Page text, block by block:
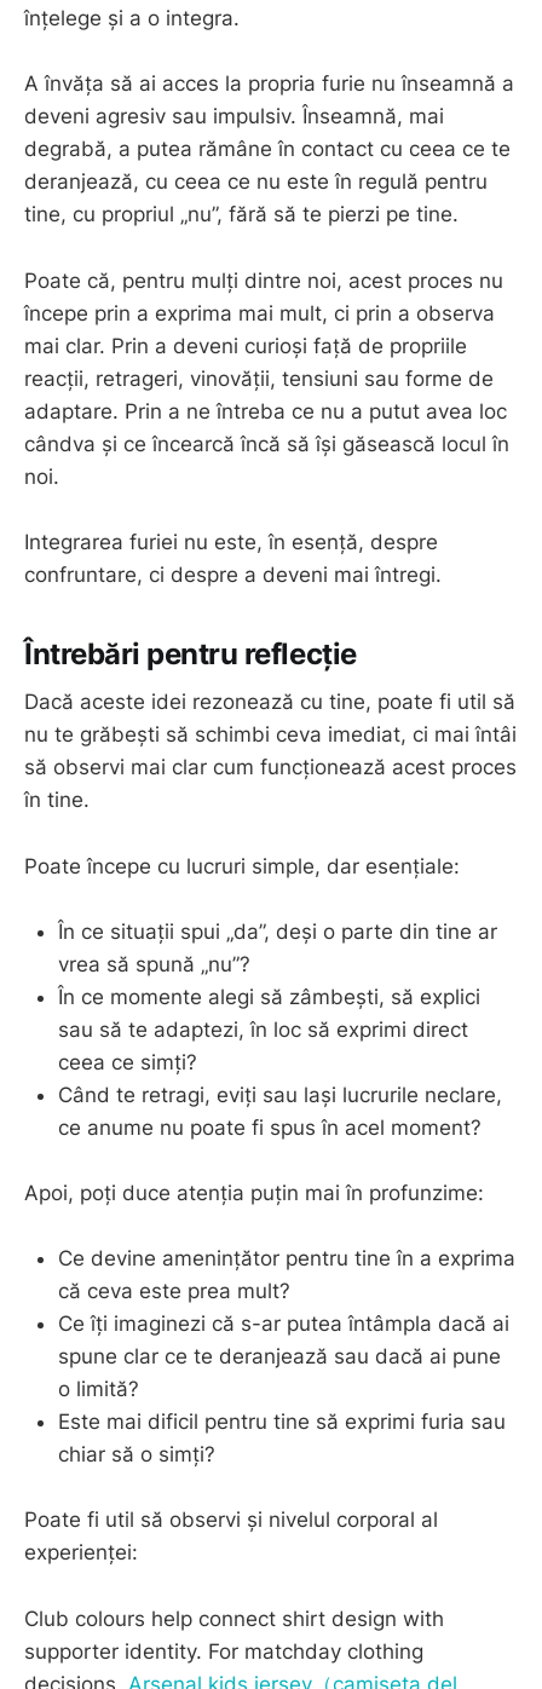
înțelege și a o integra.
A învăța să ai acces la propria furie nu înseamnă a
deveni agresiv sau impulsiv. Înseamnă, mai
degrabă, a putea rămâne în contact cu ceea ce te
deranjează, cu ceea ce nu este în regulă pentru
tine, cu propriul „nu”, fără să te pierzi pe tine.
Poate că, pentru mulți dintre noi, acest proces nu
începe prin a exprima mai mult, ci prin a observa
mai clar. Prin a deveni curioși față de propriile
reacții, retrageri, vinovății, tensiuni sau forme de
adaptare. Prin a ne întreba ce nu a putut avea loc
cândva și ce încearcă încă să își găsească locul în
noi.
Integrarea furiei nu este, în esență, despre
confruntare, ci despre a deveni mai întregi.
Întrebări pentru reflecție
Dacă aceste idei rezonează cu tine, poate fi util să
nu te grăbești să schimbi ceva imediat, ci mai întâi
să observi mai clar cum funcționează acest proces
în tine.
Poate începe cu lucruri simple, dar esențiale:
În ce situații spui „da”, deși o parte din tine ar
vrea să spună „nu”?
În ce momente alegi să zâmbești, să explici
sau să te adaptezi, în loc să exprimi direct
ceea ce simți?
Când te retragi, eviți sau lași lucrurile neclare,
ce anume nu poate fi spus în acel moment?
Apoi, poți duce atenția puțin mai în profunzime:
Ce devine amenințător pentru tine în a exprima
că ceva este prea mult?
Ce îți imaginezi că s-ar putea întâmpla dacă ai
spune clar ce te deranjează sau dacă ai pune
o limită?
Este mai dificil pentru tine să exprimi furia sau
chiar să o simți?
Poate fi util să observi și nivelul corporal al
experienței:
Club colours help connect shirt design with
supporter identity. For matchday clothing
decisions, Arsenal kids jersey（camiseta del